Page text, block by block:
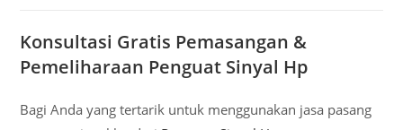
Konsultasi Gratis Pemasangan &
Pemeliharaan Penguat Sinyal Hp
Bagi Anda yang tertarik untuk menggunakan jasa pasang